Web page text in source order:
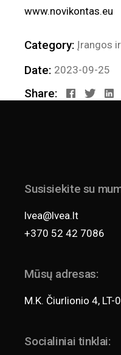
www.novikontas.eu
Category: Įrangos
Date: 2023-09-25
Share:
Susisiekite su
lvea@lvea.lt
+370 52 42 7086
Mūsų adresas:
M.K. Čiurlionio 4, LT-
Socialiniai tinklai: